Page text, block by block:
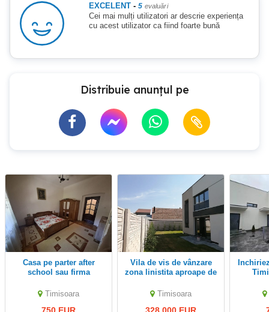
EXCELENT - 5 evaluări
Cei mai mulți utilizatori ar descrie experiența
cu acest utilizator ca fiind foarte bună
Distribuie anunțul pe
Casa pe parter after
school sau firma
Timisoara
750 EUR
Vila de vis de vânzare
zona linistita aproape de
individuală 2026, P+E, 4
Timisoara
328,000 EUR
Inchiriez casa tip duplex